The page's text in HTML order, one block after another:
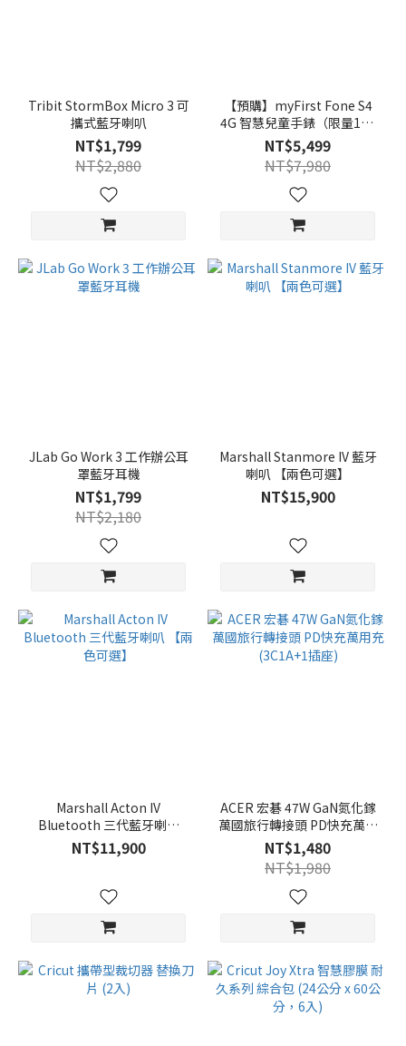
Tribit StormBox Micro 3 可
攜式藍牙喇叭
NT$1,799
NT$2,880
【預購】myFirst Fone S4
4G 智慧兒童手錶（限量100
組）
NT$5,499
NT$7,980
JLab Go Work 3 工作辦公耳
罩藍牙耳機
NT$1,799
NT$2,180
Marshall Stanmore IV 藍牙
喇叭 【兩色可選】
NT$15,900
Marshall Acton IV
Bluetooth 三代藍牙喇叭
【兩色可選】
NT$11,900
ACER 宏碁 47W GaN氮化鎵
萬國旅行轉接頭 PD快充萬用
充(3C1A+1插座)
NT$1,480
NT$1,980